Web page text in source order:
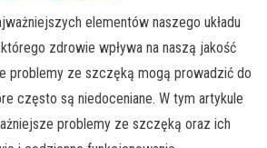
elementów naszego układu
zdrowie wpływa na naszą jakość
problemy ze szczęką mogą prowadzić do
często są niedoceniane. W tym artykule
problemy ze szczęką oraz ich